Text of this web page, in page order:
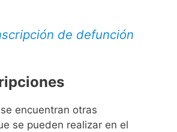
de defunción
encuentran otras
se pueden realizar en el